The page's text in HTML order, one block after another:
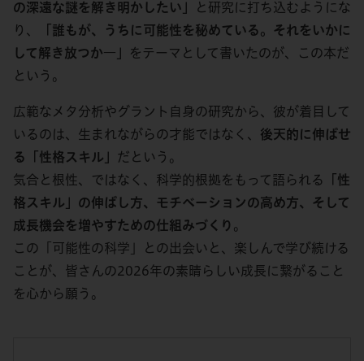
の深遠な謎を解き明かしたい」
と研究に打ち込むようにな
り、
「誰もが、うちに可能性を秘めている。それをいかに
して解き放つか―」
をテーマとして書いたのが、この本だ
という。
広範なメタ分析やグラント自身の研究から、彼が着目して
いるのは、生まれながらの才能ではなく、 後天的に伸ばせ
る「性格スキル」 だという。
気合と根性、ではなく、科学的根拠をもって語られる
「性
格スキル」の伸ばし方、モチベーションの高め方、そして
成長機会を増やすための仕組みづくり 。
この「可能性の科学」との出会いと、楽しんで学び続ける
ことが、皆さんの2026年の素晴らしい成長に繋がること
を心から願う。